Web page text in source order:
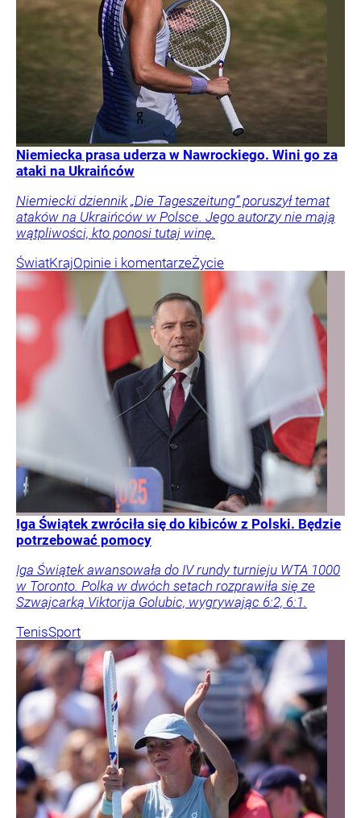
Niemiecka prasa uderza w Nawrockiego. Wini go za
ataki na Ukraińców
Niemiecki dziennik „Die Tageszeitung” poruszył temat
ataków na Ukraińców w Polsce. Jego autorzy nie mają
wątpliwości, kto ponosi tutaj winę.
ŚwiatKrajOpinie i komentarzeŻycie
Iga Świątek zwróciła się do kibiców z Polski. Będzie
potrzebować pomocy
Iga Świątek awansowała do IV rundy turnieju WTA 1000
w Toronto. Polka w dwóch setach rozprawiła się ze
Szwajcarką Viktorija Golubic, wygrywając 6:2, 6:1.
TenisSport